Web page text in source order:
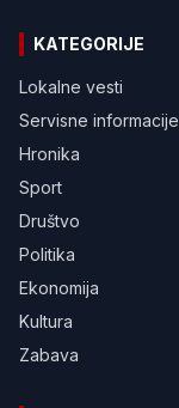
KATEGORIJE
Lokalne vesti
Servisne informacije
Hronika
Sport
Društvo
Politika
Ekonomija
Kultura
Zabava